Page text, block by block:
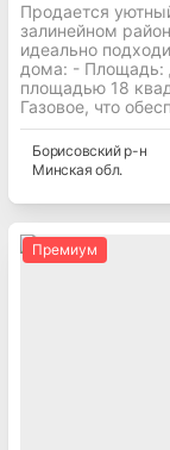
Продается
залинейном
идеально
дома: - Площадь:
площадью 18
Газовое, что
Борисовскийр-н
Минская обл.
Премиум